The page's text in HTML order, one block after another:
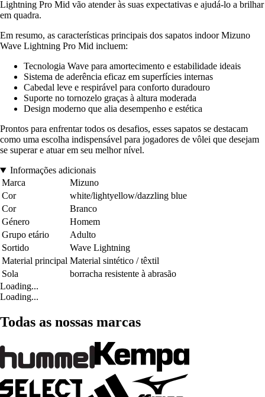
Lightning Pro Mid vão atender às suas expectativas e ajudá-lo a brilhar
em quadra.
Em resumo, as características principais dos sapatos indoor Mizuno
Wave Lightning Pro Mid incluem:
Tecnologia Wave para amortecimento e estabilidade ideais
Sistema de aderência eficaz em superfícies internas
Cabedal leve e respirável para conforto duradouro
Suporte no tornozelo graças à altura moderada
Design moderno que alia desempenho e estética
Prontos para enfrentar todos os desafios, esses sapatos se destacam
como uma escolha indispensável para jogadores de vôlei que desejam
se superar e atuar em seu melhor nível.
Informações adicionais
Marca
Mizuno
Cor
white/lightyellow/dazzling blue
Cor
Branco
Género
Homem
Grupo etário
Adulto
Sortido
Wave Lightning
Material principal Material sintético / têxtil
Sola
borracha resistente à abrasão
Loading...
Loading...
Todas as nossas marcas